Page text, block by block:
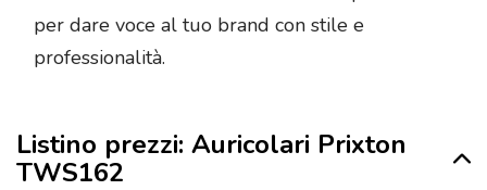
per dare voce al tuo brand con stile e
professionalità.
Listino prezzi: Auricolari Prixton
TWS162